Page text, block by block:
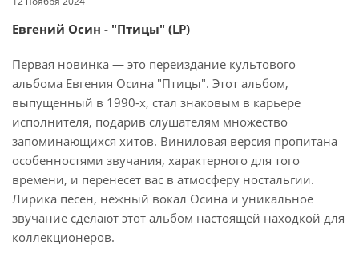
Евгений Осин - "Птицы" (LP)
Первая новинка — это переиздание культового
альбома Евгения Осина "Птицы". Этот альбом,
выпущенный в 1990-х, стал знаковым в карьере
исполнителя, подарив слушателям множество
запоминающихся хитов. Виниловая версия пропитана
особенностями звучания, характерного для того
времени, и перенесет вас в атмосферу ностальгии.
Лирика песен, нежный вокал Осина и уникальное
звучание сделают этот альбом настоящей находкой для
коллекционеров.